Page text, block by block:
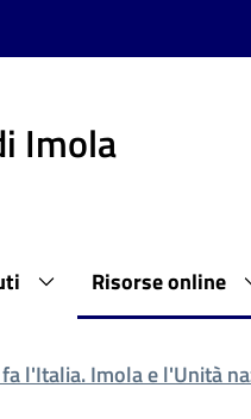
Imola
Risorse online
fa l'Italia. Imola e l'Unità